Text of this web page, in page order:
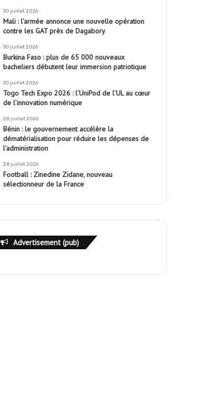
30 juillet 2026
Mali : l’armée annonce une nouvelle opération
contre les GAT près de Dagabory
30 juillet 2026
Burkina Faso : plus de 65 000 nouveaux
bacheliers débutent leur immersion patriotique
30 juillet 2026
Togo Tech Expo 2026 : l’UniPod de l’UL au cœur
de l’innovation numérique
28 juillet 2026
Bénin : le gouvernement accélère la
dématérialisation pour réduire les dépenses de
l’administration
28 juillet 2026
Football : Zinedine Zidane, nouveau
sélectionneur de la France
Advertisement (pub)